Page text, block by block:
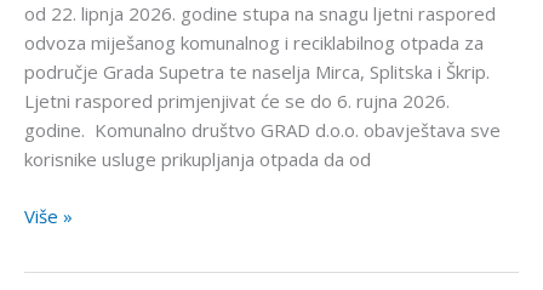
od 22. lipnja 2026. godine stupa na snagu ljetni raspored
odvoza miješanog komunalnog i reciklabilnog otpada za
područje Grada Supetra te naselja Mirca, Splitska i Škrip.
Ljetni raspored primjenjivat će se do 6. rujna 2026.
godine. Komunalno društvo GRAD d.o.o. obavještava sve
korisnike usluge prikupljanja otpada da od
Više »